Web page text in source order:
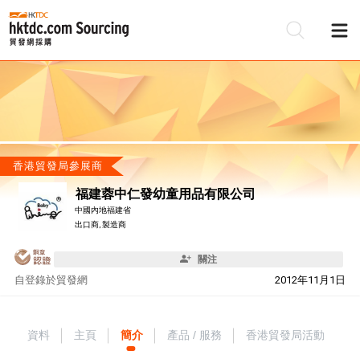
香港貿發局參展商
福建蓉中仁發幼童用品有限公司
中國內地福建省
出口商, 製造商
關注
自 2012年11月1日
登錄於貿發網
資料 主頁 簡介 產品 / 服務 香港貿發局活動